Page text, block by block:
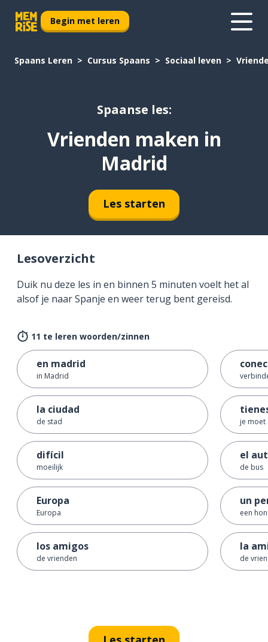
Begin met leren
Spaans Leren Cursus Spaans Sociaal leven
Spaanse les:
Vrienden maken in
Madrid
Les starten
Lesoverzicht
Duik nu deze les in en binnen 5 minuten voelt het al
alsof je naar Spanje en weer terug bent gereisd.
11 te leren woorden/zinnen
en madrid
in Madrid
la ciudad
de stad
difícil
moeilijk
Europa
Europa
los amigos
de vrienden
je moet
el
de bus
un
een
la
de